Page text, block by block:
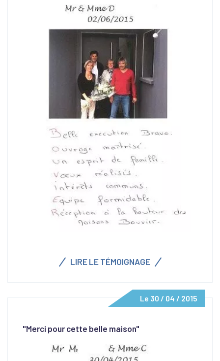
LIRE LE TÉMOIGNAGE
Le 30 / 04 / 2015
"Merci pour cette belle maison"